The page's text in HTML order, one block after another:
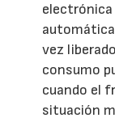
electrónica
vez
consumo
cuando el
situación